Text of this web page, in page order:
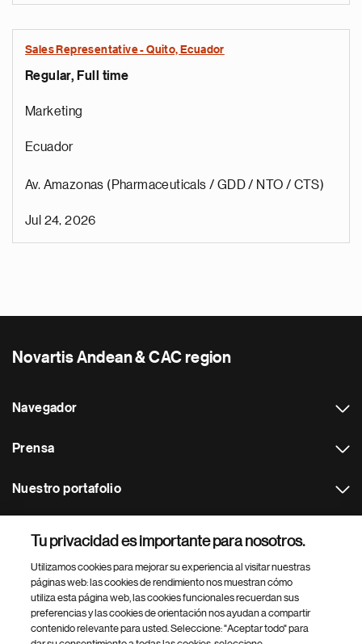
Sales Representative - Quito, Ecuador
Regular, Full time
Marketing
Ecuador
Av. Amazonas (Pharmaceuticals / GDD / NTO / CTS)
Jul 24, 2026
Novartis Andean & CAC region
Navegador
Prensa
Nuestro portafolio
Footer Site Search
Tu privacidad es importante para nosotros.
Utilizamos cookies para mejorar su experiencia al visitar nuestras
páginas web: las cookies de rendimiento nos muestran cómo
utiliza esta página web, las cookies funcionales recuerdan sus
preferencias y las cookies de orientación nos ayudan a compartir
contenido relevante para usted. Seleccione: "Aceptar todo" para